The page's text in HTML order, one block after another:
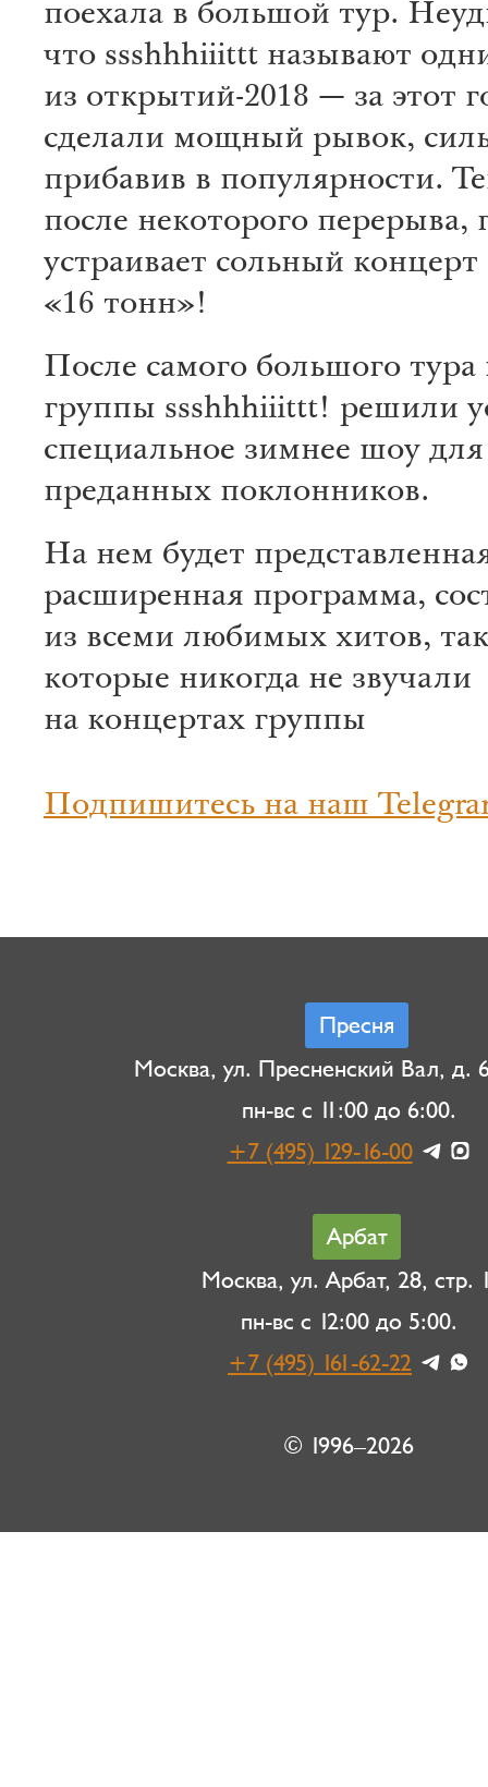
поехала в большой тур.
что ssshhhiiittt называют
из открытий-2018 — за этот
сделали мощный рывок,
прибавив в популярности.
после некоторого перерыва,
устраивает сольный концерт
«16 тонн»!
После самого большого тура
группы ssshhhiiittt! решили
специальное зимнее шоу
преданных поклонников.
На нем будет
расширенная программа,
из всеми любимых хитов,
которые никогда не звучали
на концертах группы
Подпишитесь на наш
Пресня
Москва, ул. Пресненский Вал, д.
пн-вс с 11:00 до 6:00.
+7 (495) 129-16-00
Арбат
Москва, ул. Арбат, 28, стр.
пн-вс с 12:00 до 5:00.
+7 (495) 161-62-22
© 1996–2026